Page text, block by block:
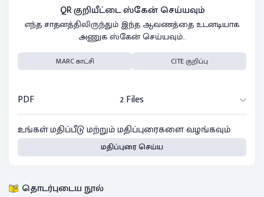
QR குறியீட்டை ஸ்கேன் செய்யவும்
எந்த சாதனத்திலிருந்தும் இந்த ஆவணத்தை உடனடியாக
அணுக ஸ்கேன் செய்யவும்..
MARC காட்சி CITE குறிப்பு
PDF
2 Files
உங்கள் மதிப்பீடு மற்றும் மதிப்புரைகளை வழங்கவும்
மதிப்புரை செய்ய
தொடர்புடைய நூல்